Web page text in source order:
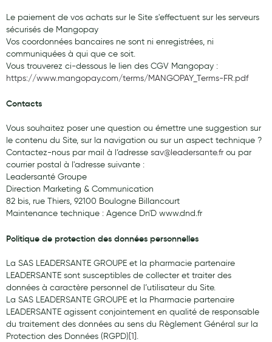
Accessoires maternité
Gammes spécifiques tisanes allaitement et compléments
maternité
Nature
Phytothérapie
Régimes médicaux
Gemmothérapie
Confiserie
Voies respiratoires
Oligothérapie
Compléments alimentaires
Médicaments et Santé
Premiers soins
Le paiement de vos achats sur le Site s'effectuent sur les serveurs
sécurisés de Mangopay
Vos coordonnées bancaires ne sont ni enregistrées, ni
communiquées à qui que ce soit.
Vous trouverez ci-dessous le lien des CGV Mangopay :
https://www.mangopay.com/terms/MANGOPAY_Terms-FR.pdf
Contacts
Vous souhaitez poser une question ou émettre une suggestion sur
le contenu du Site, sur la navigation ou sur un aspect technique ?
Contactez-nous par mail à l’adresse sav@leadersante.fr ou par
courrier postal à l'adresse suivante :
Leadersanté Groupe
Direction Marketing & Communication
82 bis, rue Thiers, 92100 Boulogne Billancourt
Maintenance technique : Agence Dn'D www.dnd.fr
Politique de protection des données personnelles
La SAS LEADERSANTE GROUPE et la pharmacie partenaire
LEADERSANTE sont susceptibles de collecter et traiter des
données à caractère personnel de l’utilisateur du Site.
La SAS LEADERSANTE GROUPE et la Pharmacie partenaire
LEADERSANTE agissent conjointement en qualité de responsable
du traitement des données au sens du Règlement Général sur la
Protection des Données (RGPD)[1].